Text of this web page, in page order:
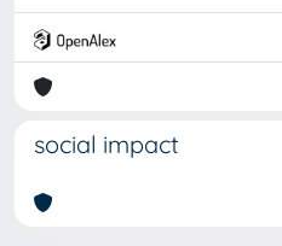
social impact